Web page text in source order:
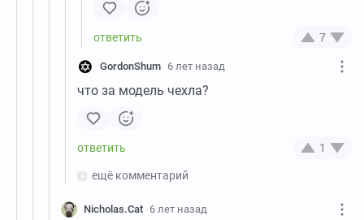
7
GordonShum 6 лет назад
что за модель чехла?
1
ещё комментарий
Nicholas.Cat 6 лет назад